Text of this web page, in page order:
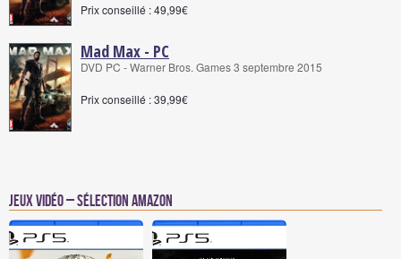
Prix conseillé : 49,99€
Mad Max - PC
DVD PC - Warner Bros. Games 3 septembre 2015
Prix conseillé : 39,99€
Jeux vidéo – Sélection Amazon